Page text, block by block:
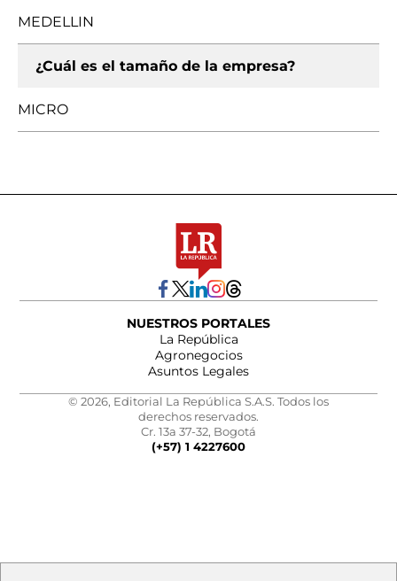
MEDELLIN
¿Cuál es el tamaño de la empresa?
MICRO
NUESTROS PORTALES
La República
Agronegocios
Asuntos Legales
© 2026, Editorial La República S.A.S. Todos los
derechos reservados.
Cr. 13a 37-32, Bogotá
(+57) 1 4227600